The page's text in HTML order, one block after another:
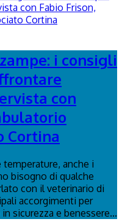
i consigli
con
Cortina
anche i
bisogno di qualche
con il veterinario di
accorgimenti per
sicurezza e benessere...